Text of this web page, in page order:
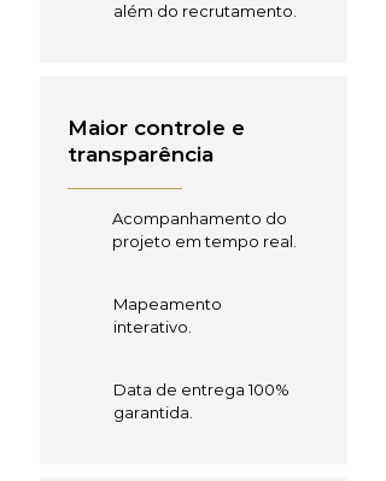
além do recrutamento.
Maior controle e
transparência
Acompanhamento do
projeto em tempo real.
Mapeamento
interativo.
Data de entrega 100%
garantida.